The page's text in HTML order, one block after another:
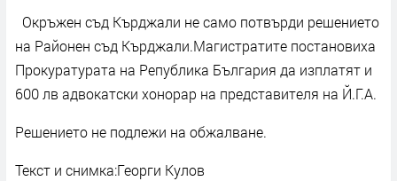
Окръжен съд Кърджали не само потвърди решението
на Районен съд Кърджали.Магистратите постановиха
Прокуратурата на Република България да изплатят и
600 лв адвокатски хонорар на представителя на Й.Г.А.
Решението не подлежи на обжалване.
Текст и снимка:Георги Кулов